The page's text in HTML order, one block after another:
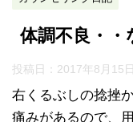
体調不良・・
投稿日： 2017年8月15日
右くるぶしの捻挫
痛みがあるので、